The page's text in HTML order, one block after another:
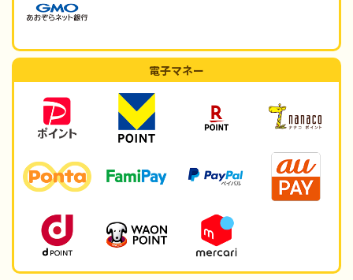
電子マネー